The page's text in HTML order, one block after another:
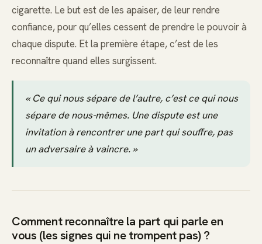
cigarette. Le but est de les apaiser, de leur rendre
confiance, pour qu’elles cessent de prendre le pouvoir à
chaque dispute. Et la première étape, c’est de les
reconnaître quand elles surgissent.
« Ce qui nous sépare de l’autre, c’est ce qui nous
sépare de nous-mêmes. Une dispute est une
invitation à rencontrer une part qui souffre, pas
un adversaire à vaincre. »
Comment reconnaître la part qui parle en
vous (les signes qui ne trompent pas) ?